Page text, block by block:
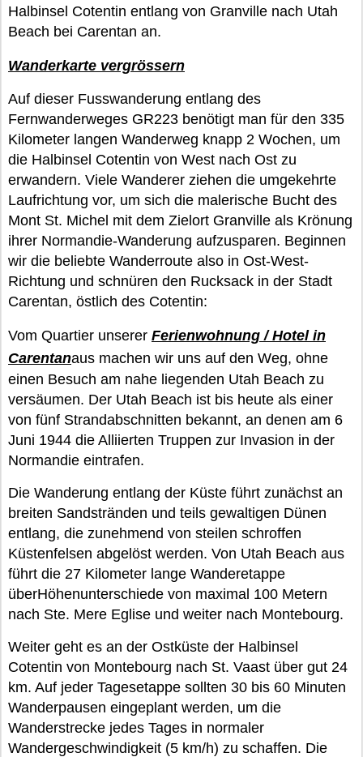
Halbinsel Cotentin entlang von Granville nach Utah
Beach bei Carentan an.
Wanderkarte vergrössern
Auf dieser Fusswanderung entlang des
Fernwanderweges GR223 benötigt man für den 335
Kilometer langen Wanderweg knapp 2 Wochen, um
die Halbinsel Cotentin von West nach Ost zu
erwandern. Viele Wanderer ziehen die umgekehrte
Laufrichtung vor, um sich die malerische Bucht des
Mont St. Michel mit dem Zielort Granville als Krönung
ihrer Normandie-Wanderung aufzusparen. Beginnen
wir die beliebte Wanderroute also in Ost-West-
Richtung und schnüren den Rucksack in der Stadt
Carentan, östlich des Cotentin:
Vom Quartier unserer Ferienwohnung / Hotel in
Carentanaus machen wir uns auf den Weg, ohne
einen Besuch am nahe liegenden Utah Beach zu
versäumen. Der Utah Beach ist bis heute als einer
von fünf Strandabschnitten bekannt, an denen am 6
Juni 1944 die Alliierten Truppen zur Invasion in der
Normandie eintrafen.
Die Wanderung entlang der Küste führt zunächst an
breiten Sandstränden und teils gewaltigen Dünen
entlang, die zunehmend von steilen schroffen
Küstenfelsen abgelöst werden. Von Utah Beach aus
führt die 27 Kilometer lange Wanderetappe
überHöhenunterschiede von maximal 100 Metern
nach Ste. Mere Eglise und weiter nach Montebourg.
Weiter geht es an der Ostküste der Halbinsel
Cotentin von Montebourg nach St. Vaast über gut 24
km. Auf jeder Tagesetappe sollten 30 bis 60 Minuten
Wanderpausen eingeplant werden, um die
Wanderstrecke jedes Tages in normaler
Wandergeschwindigkeit (5 km/h) zu schaffen. Die